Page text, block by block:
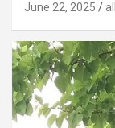
June 22, 2025